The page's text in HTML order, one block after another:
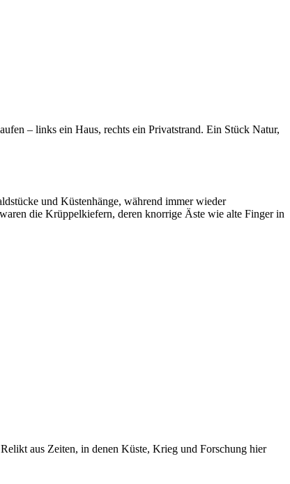
– links ein Haus, rechts ein Privatstrand. Ein Stück Natur,
und Küstenhänge, während immer wieder
die Krüppelkiefern, deren knorrige Äste wie alte Finger in
aus Zeiten, in denen Küste, Krieg und Forschung hier